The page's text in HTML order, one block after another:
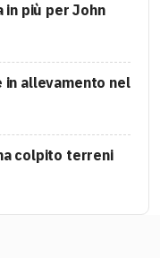
in più per John
in allevamento nel
colpito terreni